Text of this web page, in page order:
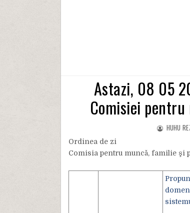
Astazi, 08 05
Comisiei
HUHU
Ordinea de zi
Comisia pentru muncă, familie şi